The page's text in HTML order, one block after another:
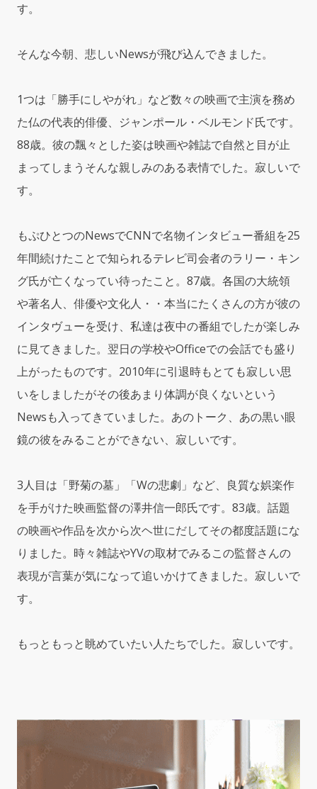
す。
そんな今朝、悲しいNewsが飛び込んできました。
1つは「勝手にしやがれ」など数々の映画で主演を務め
た仏の代表的俳優、ジャンポール・ベルモンド氏です。
88歳。彼の飄々とした姿は映画や雑誌で自然と目が止
まってしまうそんな親しみのある表情でした。寂しいで
す。
もぷひとつのNewsでCNNで名物インタビュー番組を25
年間続けたことで知られるテレビ司会者のラリー・キン
グ氏が亡くなってい待ったこと。87歳。各国の大統領
や著名人、俳優や文化人・・本当にたくさんの方が彼の
インタヴューを受け、私達は夜中の番組でしたが楽しみ
に見てきました。翌日の学校やOfficeでの会話でも盛り
上がったものです。2010年に引退時もとても寂しい思
いをしましたがその後あまり体調が良くないという
Newsも入ってきていました。あのトーク、あの黒い眼
鏡の彼をみることができない、寂しいです。
3人目は「野菊の墓」「Wの悲劇」など、良質な娯楽作
を手がけた映画監督の澤井信一郎氏です。83歳。話題
の映画や作品を次から次ヘ世にだしてその都度話題にな
りました。時々雑誌やYVの取材でみるこの監督さんの
表現が言葉が気になって追いかけてきました。寂しいで
す。
もっともっと眺めていたい人たちでした。寂しいです。